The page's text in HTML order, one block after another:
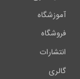
آموزشگاه
فروشگاه
انتشارات
گالری